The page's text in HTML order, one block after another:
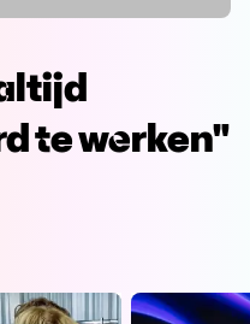
Download
Download
te werken"